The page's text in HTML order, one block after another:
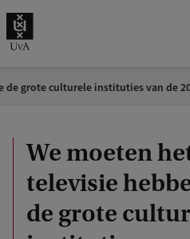
grote culturele instituties van de
We moeten
televisie
de grote